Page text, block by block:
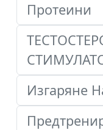
Протеини
Изгаряне